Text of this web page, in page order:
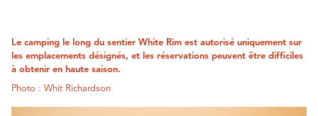
Le camping le long du sentier White Rim est autorisé uniquement sur
les emplacements désignés, et les réservations peuvent être difficiles
à obtenir en haute saison.
Photo : Whit Richardson